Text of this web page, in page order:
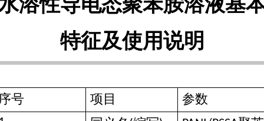
特征及使用说明
号 项目 参数